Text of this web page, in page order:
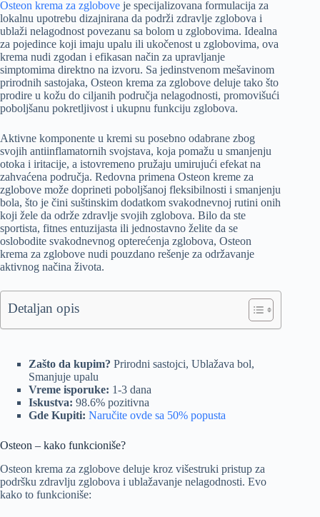
Osteon krema za zglobove je specijalizovana formulacija za
lokalnu upotrebu dizajnirana da podrži zdravlje zglobova i
ublaži nelagodnost povezanu sa bolom u zglobovima. Idealna
za pojedince koji imaju upalu ili ukočenost u zglobovima, ova
krema nudi zgodan i efikasan način za upravljanje
simptomima direktno na izvoru. Sa jedinstvenom mešavinom
prirodnih sastojaka, Osteon krema za zglobove deluje tako što
prodire u kožu do ciljanih područja nelagodnosti, promovišući
poboljšanu pokretljivost i ukupnu funkciju zglobova.
Aktivne komponente u kremi su posebno odabrane zbog
svojih antiinflamatornih svojstava, koja pomažu u smanjenju
otoka i iritacije, a istovremeno pružaju umirujući efekat na
zahvaćena područja. Redovna primena Osteon kreme za
zglobove može doprineti poboljšanoj fleksibilnosti i smanjenju
bola, što je čini suštinskim dodatkom svakodnevnoj rutini onih
koji žele da održe zdravlje svojih zglobova. Bilo da ste
sportista, fitnes entuzijasta ili jednostavno želite da se
oslobodite svakodnevnog opterećenja zglobova, Osteon
krema za zglobove nudi pouzdano rešenje za održavanje
aktivnog načina života.
Detaljan opis
Zašto da kupim? Prirodni sastojci, Ublažava bol,
Smanjuje upalu
Vreme isporuke: 1-3 dana
Iskustva: 98.6% pozitivna
Gde Kupiti: Naručite ovde sa 50% popusta
Osteon – kako funkcioniše?
Osteon krema za zglobove deluje kroz višestruki pristup za
podršku zdravlju zglobova i ublažavanje nelagodnosti. Evo
kako to funkcioniše: